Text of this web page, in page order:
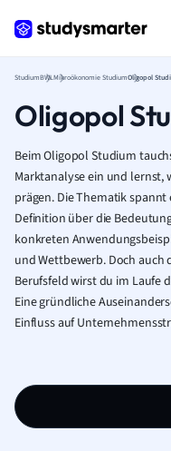
StudiumBWLMikroökonomie StudiumOligopol
Oligopol
Beim Oligopol Studium
Marktanalyse ein und lernst,
prägen. Die Thematik
Definition über die
konkreten
und Wettbewerb. Doch auch
Berufsfeld wirst du im Laufe
Eine gründliche
Einfluss auf